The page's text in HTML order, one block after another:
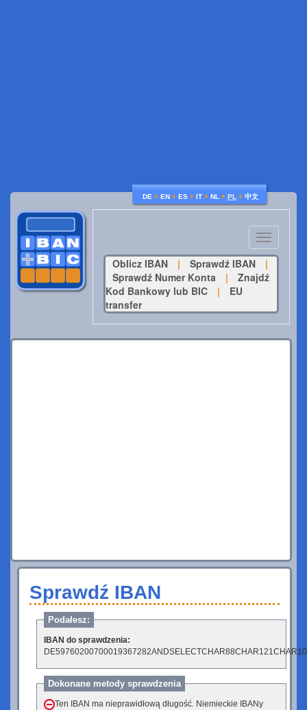
DE ♦ EN ♦ ES ♦ IT ♦ NL ♦ PL ♦ 中文
Toggle
navigation
Oblicz IBAN
| Sprawdź IBAN
|
Sprawdź Numer Konta
|
Znajdź
Kod Bankowy lub BIC
|
EU
transfer
Sprawdź IBAN
Podałesz:
IBAN do sprawdzenia:
Dokonane metody sprawdzenia
Ten IBAN ma nieprawidłową długość. Niemieckie IBANy